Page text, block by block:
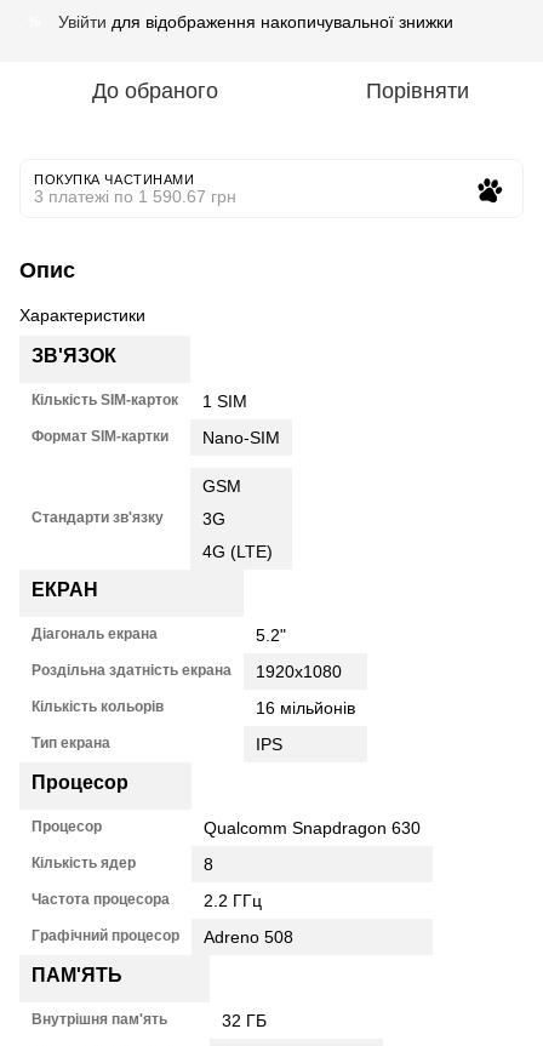
Увійти для відображення накопичувальної знижки
До обраного Порівняти
ПОКУПКА ЧАСТИНАМИ
3 платежі по 1 590.67 грн
Опис
Характеристики
ЗВ'ЯЗОК
Кількість SIM-карток 1 SIM
Формат SIM-картки Nano-SIM
Стандарти зв'язку
GSM
3G
4G (LTE)
ЕКРАН
Діагональ екрана 5.2"
Роздільна здатність екрана 1920x1080
Кількість кольорів 16 мільйонів
Тип екрана IPS
Процесор
Процесор Qualcomm Snapdragon 630
Кількість ядер 8
Частота процесора 2.2 ГГц
Графічний процесор Adreno 508
ПАМ'ЯТЬ
Внутрішня пам'ять 32 ГБ